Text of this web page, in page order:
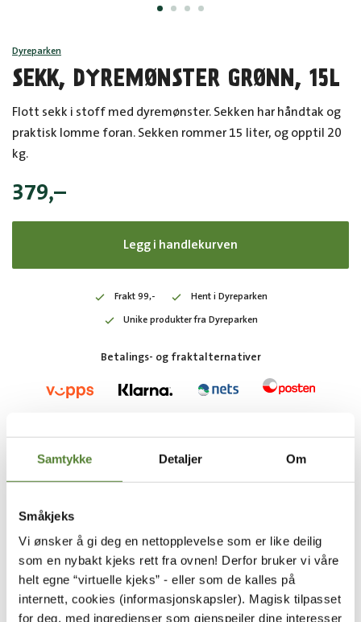
Samtykke Detaljer Om
Småkjeks
Vi ønsker å gi deg en nettopplevelse som er like deilig
som en nybakt kjeks rett fra ovnen! Derfor bruker vi våre
helt egne “virtuelle kjeks” - eller som de kalles på
internett, cookies (informasjonskapsler). Magisk tilpasset
for deg, med ingredienser som gjenspeiler dine interesser
Dyreparken
SEKK, DYREMØNSTER GRØNN, 15L
Flott sekk i stoff med dyremønster. Sekken har håndtak og
praktisk lomme foran. Sekken rommer 15 liter, og opptil 20
kg.
379,–
Legg i handlekurven
Frakt 99,- Hent i Dyreparken
Unike produkter fra Dyreparken
Betalings- og fraktalternativer
KANSKJE LIKER DU OGSÅ: